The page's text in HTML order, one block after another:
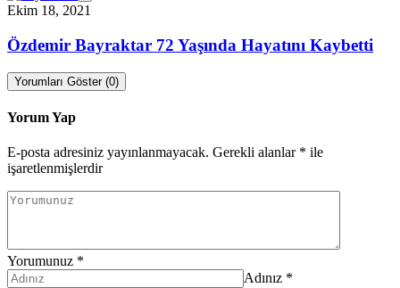
Ekim 18, 2021
Özdemir Bayraktar 72 Yaşında Hayatını Kaybetti
Yorumları Göster (0)
Yorum Yap
E-posta adresiniz yayınlanmayacak. Gerekli alanlar * ile
işaretlenmişlerdir
Yorumunuz *
Adınız *